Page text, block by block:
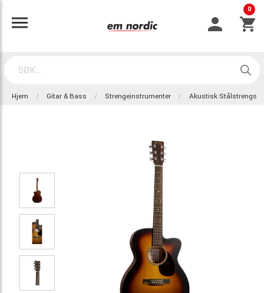
0
Hjem Gitar & Bass Strengeinstrumenter Akustisk Stålstrengs